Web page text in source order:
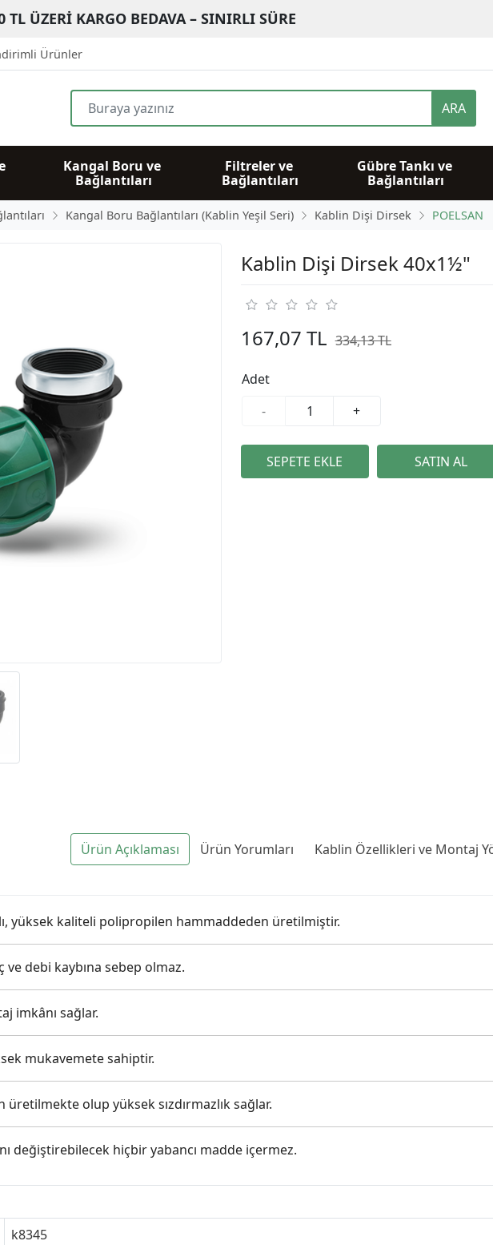
ÜZERİ KARGO BEDAVA – SINIRLI SÜRE
Ürünler
ARA
Kangal Boru ve
Bağlantıları
Filtreler ve
Bağlantıları
Gübre Tankı ve
Bağlantıları
Kangal Boru Bağlantıları (Kablin Yeşil Seri) Kablin Dişi Dirsek POELSAN
Kablin Dişi Dirsek 40x1½"
167,07 TL 334,13 TL
Adet
-
+
Ürün Açıklaması Ürün Yorumları Kablin Özellikleri ve Montaj
yüksek kaliteli polipropilen hammaddeden üretilmiştir.
ve debi kaybına sebep olmaz.
imkânı sağlar.
mukavemete sahiptir.
olup yüksek sızdırmazlık sağlar.
değiştirebilecek hiçbir yabancı madde içermez.
k8345